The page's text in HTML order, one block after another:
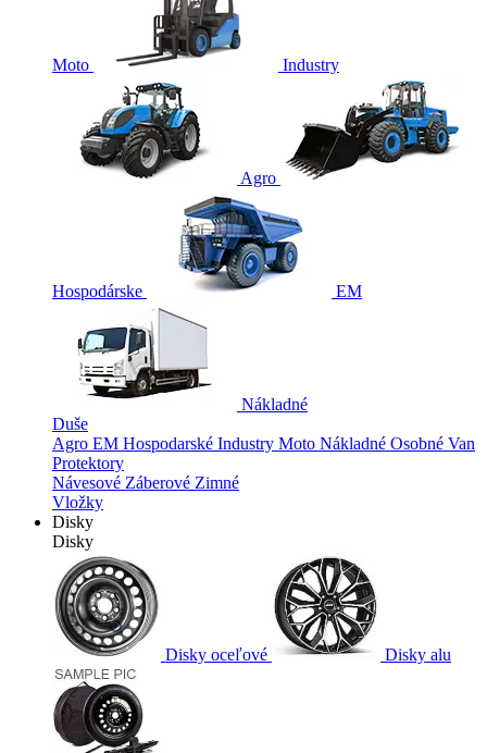
Moto Industry
Agro
Hospodárske EM
Nákladné
Duše
Agro EM Hospodarské Industry Moto Nákladné Osobné Van
Protektory
Návesové Záberové Zimné
Vložky
Disky
Disky
Disky oceľové Disky alu